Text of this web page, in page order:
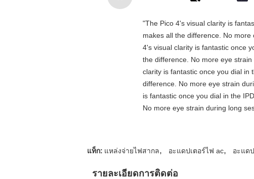
"The Pico 4's visual clarity is
makes all the difference. No
4's visual clarity is fantastic once
the difference. No more eye
clarity is fantastic once you dial in
difference. No more eye strain
is fantastic once you dial in the
No more eye strain during long
แท็ก: แหล่งจ่ายไฟสากล, อะแดปเตอร์ไฟ ac, อะแด
รายละเอียดการติดต่อ